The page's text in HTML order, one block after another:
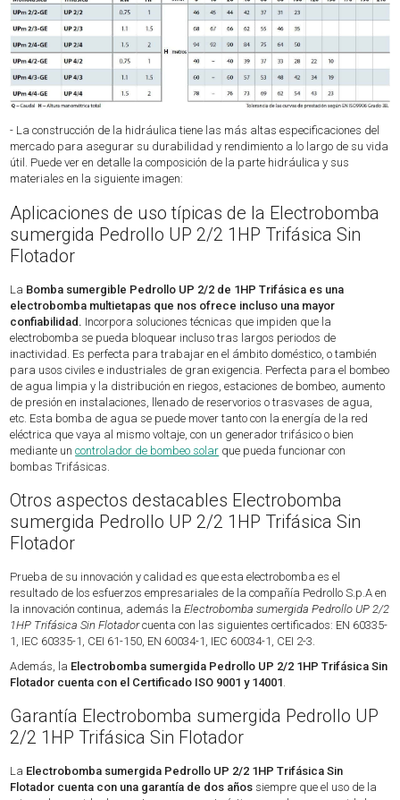
- La construcción de la hidráulica tiene las más altas especificaciones del
mercado para asegurar su durabilidad y rendimiento a lo largo de su vida
útil. Puede ver en detalle la composición de la parte hidráulica y sus
materiales en la siguiente imagen:
Aplicaciones de uso típicas de la Electrobomba
sumergida Pedrollo UP 2/2 1HP Trifásica Sin
Flotador
La Bomba sumergible Pedrollo UP 2/2 de 1HP Trifásica es una
electrobomba multietapas que nos ofrece incluso una mayor
confiabilidad. Incorpora soluciones técnicas que impiden que la
electrobomba se pueda bloquear incluso tras largos periodos de
inactividad. Es perfecta para trabajar en el ámbito doméstico, o también
para usos civiles e industriales de gran exigencia. Perfecta para el bombeo
de agua limpia y la distribución en riegos, estaciones de bombeo, aumento
de presión en instalaciones, llenado de reservorios o trasvases de agua,
etc. Esta bomba de agua se puede mover tanto con la energía de la red
eléctrica que vaya al mismo voltaje, con un generador trifásico o bien
mediante uncontrolador de bombeo solar que pueda funcionar con
bombas Trifásicas.
Otros aspectos destacables Electrobomba
sumergida Pedrollo UP 2/2 1HP Trifásica Sin
Flotador
Prueba de su innovación y calidad es que esta electrobomba es el
resultado de los esfuerzos empresariales de la compañía Pedrollo S.p.A en
la innovación continua, además laElectrobomba sumergida Pedrollo UP 2/2
1HP Trifásica Sin Flotadorcuenta con las siguientes certificados: EN 60335-
1, IEC 60335-1, CEI 61-150, EN 60034-1, IEC 60034-1, CEI 2-3.
Además, la Electrobomba sumergida Pedrollo UP 2/2 1HP Trifásica Sin
Flotador cuenta con el Certificado ISO 9001 y 14001
Garantía Electrobomba sumergida Pedrollo UP
2/2 1HP Trifásica Sin Flotador
La Electrobomba sumergida Pedrollo UP 2/2 1HP Trifásica Sin
Flotador cuenta con una garantía de dos años siempre que el uso de la